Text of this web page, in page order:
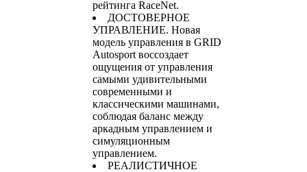
рейтинга RaceNet.
ДОСТОВЕРНОЕ
УПРАВЛЕНИЕ. Новая
модель управления в GRID
Autosport воссоздает
ощущения от управления
самыми удивительными
современными и
классическими машинами,
соблюдая баланс между
аркадным управлением и
симуляционным
управлением.
РЕАЛИСТИЧНОЕ